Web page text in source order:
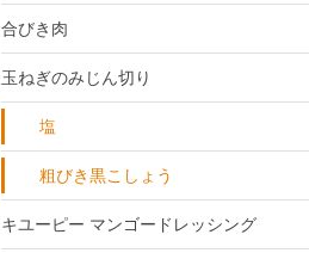
合びき肉
玉ねぎのみじん切り
塩
粗びき黒こしょう
キユーピー マンゴードレッシング